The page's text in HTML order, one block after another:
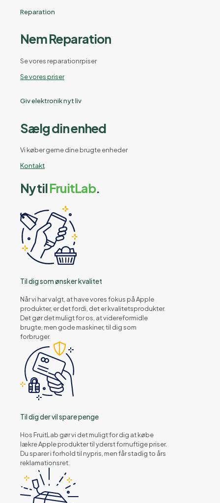
Reparation
Nem Reparation
Se vores reparationrpiser
Se vores priser
Giv elektronik nyt liv
Sælg din enhed
Vi køber gerne dine brugte enheder
Kontakt
Ny tilFruitLab.
Til dig som ønsker kvalitet
Når vi har valgt, at have vores fokus på Apple
produkter, er det fordi, det er kvalitetsprodukter.
Det gør det muligt for os, at videreformidle
brugte, men gode maskiner, til dig som
forbruger.
Til dig der vil spare penge
Hos FruitLab gør vi det muligt for dig at købe
lækre Apple produkter til yderst fornuftige priser.
Du sparer i forhold til nypris, men får stadig to års
reklamationsret.